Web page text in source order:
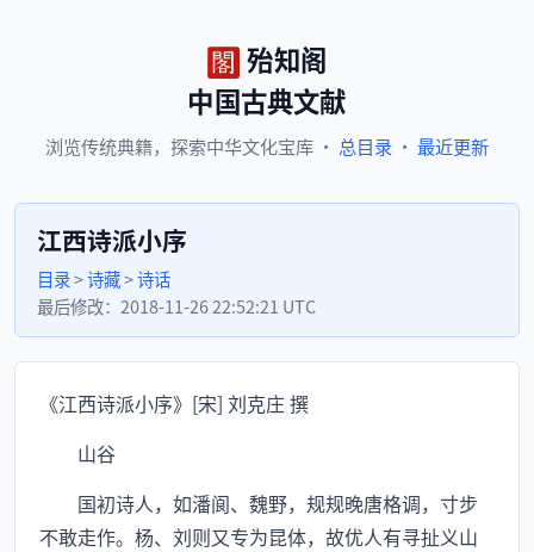
殆知阁
中国古典文献
浏览传统典籍， 探索中华文化宝库 · 总目录 · 最近更新
江西诗派小序
目录>诗藏>诗话
最后修改： 2018-11-26 22:52:21 UTC
《江西诗派小序》[宋] 刘克庄 撰
山谷
国初诗人，如潘阆、魏野，规规晚唐格调，寸步
不敢走作。杨、刘则又专为昆体，故优人有寻扯义山